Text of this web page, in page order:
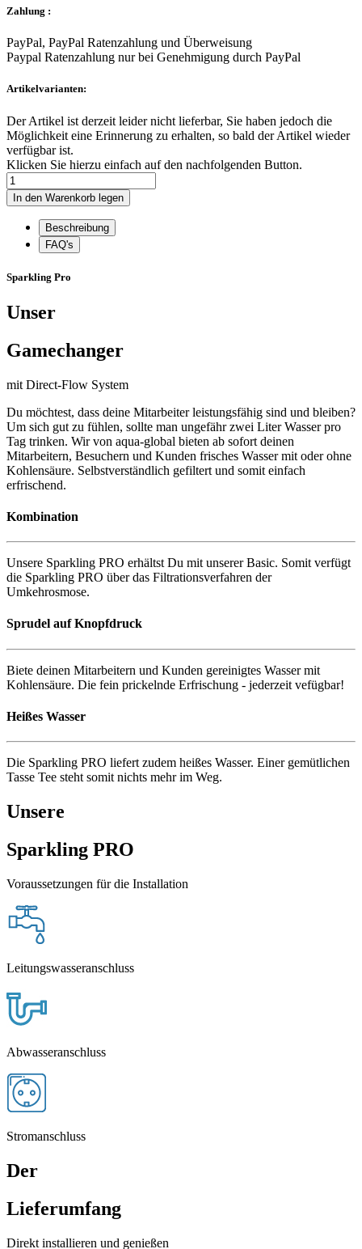
Zahlung :
PayPal, PayPal Ratenzahlung und Überweisung
Paypal Ratenzahlung nur bei Genehmigung durch PayPal
Artikelvarianten:
Der Artikel ist derzeit leider nicht lieferbar, Sie haben jedoch die
Möglichkeit eine Erinnerung zu erhalten, so bald der Artikel wieder
verfügbar ist.
Klicken Sie hierzu einfach auf den nachfolgenden Button.
Beschreibung
FAQ's
Sparkling Pro
Unser
Gamechanger
mit Direct-Flow System
Du möchtest, dass deine Mitarbeiter leistungsfähig sind und bleiben?
Um sich gut zu fühlen, sollte man ungefähr zwei Liter Wasser pro
Tag trinken. Wir von aqua-global bieten ab sofort deinen
Mitarbeitern, Besuchern und Kunden frisches Wasser mit oder ohne
Kohlensäure. Selbstverständlich gefiltert und somit einfach
erfrischend.
Kombination
Unsere Sparkling PRO erhältst Du mit unserer Basic. Somit verfügt
die Sparkling PRO über das Filtrationsverfahren der
Umkehrosmose.
Sprudel auf Knopfdruck
Biete deinen Mitarbeitern und Kunden gereinigtes Wasser mit
Kohlensäure. Die fein prickelnde Erfrischung - jederzeit vefügbar!
Heißes Wasser
Die Sparkling PRO liefert zudem heißes Wasser. Einer gemütlichen
Tasse Tee steht somit nichts mehr im Weg.
Unsere
Sparkling PRO
Voraussetzungen für die Installation
Leitungswasseranschluss
Abwasseranschluss
Stromanschluss
Der
Lieferumfang
Direkt installieren und genießen